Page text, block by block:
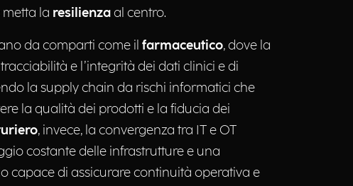
la resilienzaal centro.
da comparti come il farmaceutico, dove la
e l’integrità dei dati clinici e di
la supply chain da rischi informatici che
la qualità dei prodotti e la fiducia dei
, invece, la convergenza tra IT e OT
costante delle infrastrutture e una
capace di assicurare continuità operativa e